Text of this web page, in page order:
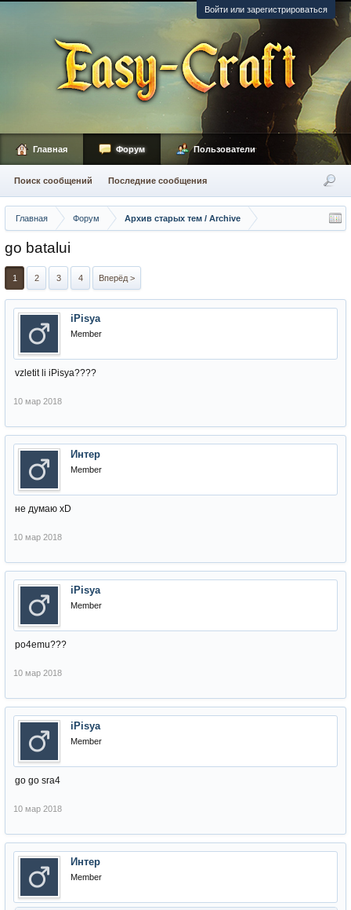
Войти или зарегистрироваться
Главная Форум Архив старых тем / Archive
go batalui
1 2 3 4 Вперёд >
iPisya
Member
vzletit li iPisya????
10 мар 2018
Интер
Member
не думаю xD
10 мар 2018
iPisya
Member
po4emu???
10 мар 2018
iPisya
Member
go go sra4
10 мар 2018
Интер
Member
Главная Форум
Поиск сообщений Последние сообщения
Пользователи